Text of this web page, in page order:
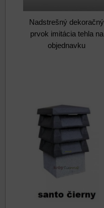
Nadstrešný dekoračný
prvok imitácia tehla na
objednavku